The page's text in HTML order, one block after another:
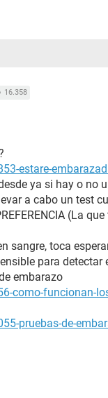
16.358
estare-
ya si hay o no
a cabo un test
(La
sangre, toca
para detectar
embarazo
como-funcionan-
pruebas-de-